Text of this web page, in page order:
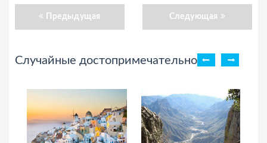
Предыдущая Следующая
Случайные достопримечательности